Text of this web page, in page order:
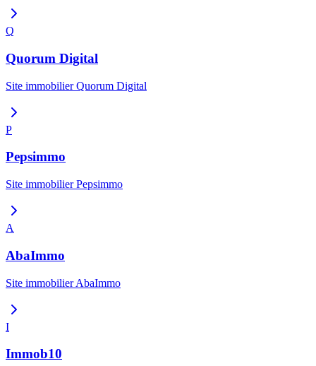
Q
Quorum Digital
Site immobilierQuorum Digital
P
Pepsimmo
Site immobilierPepsimmo
A
AbaImmo
Site immobilierAbaImmo
I
Immob10